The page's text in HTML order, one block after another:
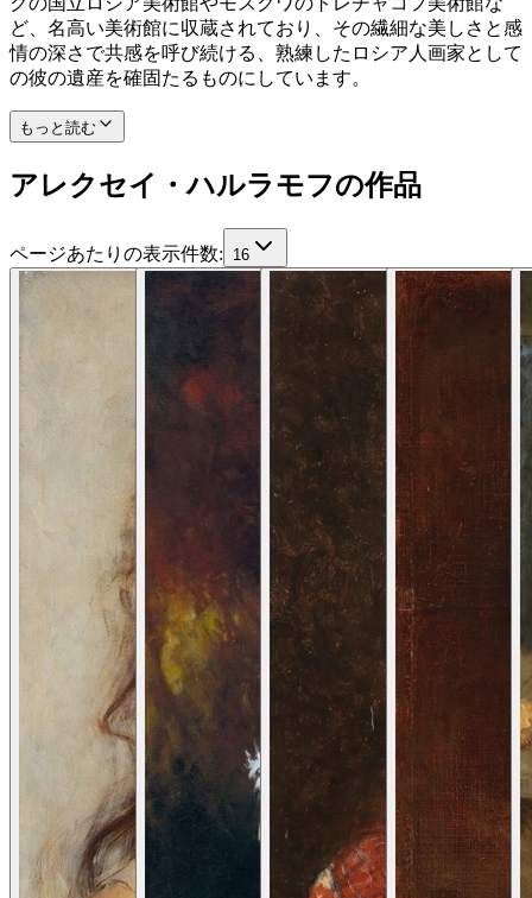
ど、名高い美術館に収蔵されており、その繊細な美しさと感
情の深さで共感を呼び続ける、熟練したロシア人画家として
の彼の遺産を確固たるものにしています。
もっと読む
アレクセイ・ハルラモフの作品
ページあたりの表示件数: 16